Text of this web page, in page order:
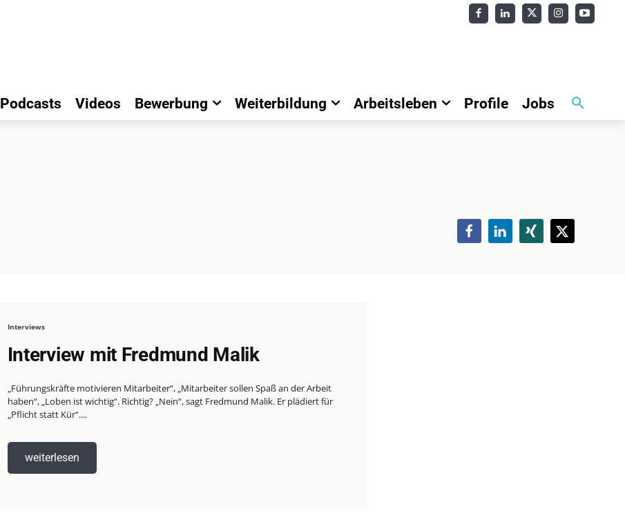
Podcasts Videos Bewerbung Weiterbildung Arbeitsleben Profile Jobs
Interviews
Interview mit Fredmund Malik
„Führungskräfte motivieren Mitarbeiter“, „Mitarbeiter sollen Spaß an der Arbeit
haben“, „Loben ist wichtig“. Richtig? „Nein“, sagt Fredmund Malik. Er plädiert für
„Pflicht statt Kür“....
weiterlesen